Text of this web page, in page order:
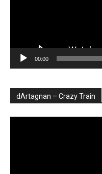
00:00
dArtagnan – Crazy Train